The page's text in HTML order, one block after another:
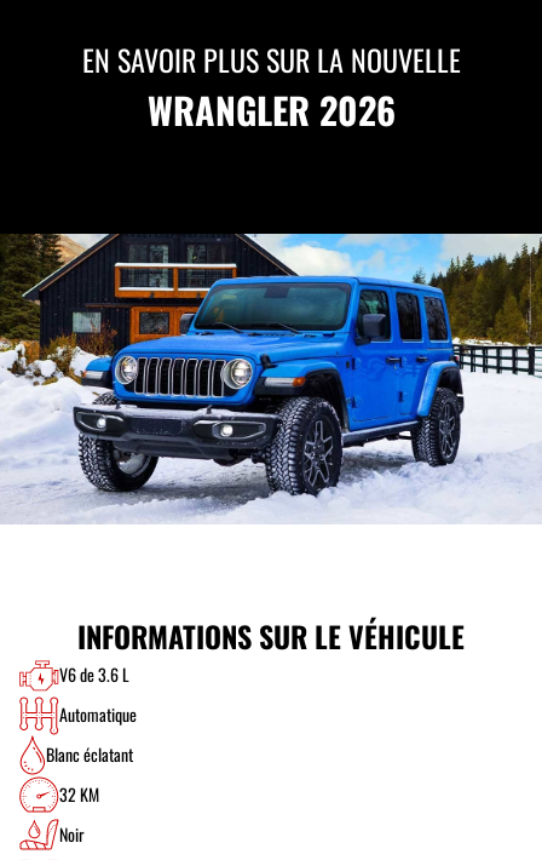
EN SAVOIR PLUS SUR LA NOUVELLE
WRANGLER 2026
INFORMATIONS SUR LE VÉHICULE
V6 de 3.6 L
Automatique
Blanc éclatant
32 KM
Noir